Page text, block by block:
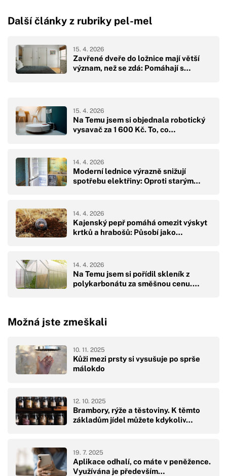
Další články z rubriky pel-mel
Zavřené dveře do ložnice mají větší
význam, než se zdá: Pomáhají s…
15. 4. 2026
Na Temu jsem si objednala robotický
vysavač za 1 600 Kč. To, co…
15. 4. 2026
Moderní lednice výrazně snižují
spotřebu elektřiny: Oproti starým…
14. 4. 2026
Kajenský pepř pomáhá omezit výskyt
krtků a hrabošů: Působí jako…
14. 4. 2026
Na Temu jsem si pořídil skleník z
polykarbonátu za směšnou cenu.…
14. 4. 2026
Možná jste zmeškali
Kůži mezi prsty si vysušuje po sprše
málokdo
10. 11. 2025
Brambory, rýže a těstoviny. K těmto
základům jídel můžete kdykoliv…
12. 10. 2025
Aplikace odhalí, co máte v peněžence.
Využívána je především…
19. 7. 2025